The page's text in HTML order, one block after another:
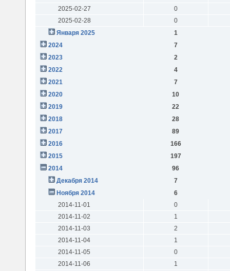
2025-02-27
0
2025-02-28
0
Января 2025
1
2024
7
2023
2
2022
4
2021
7
2020
10
2019
22
2018
28
2017
89
2016
166
2015
197
2014
96
Декабря 2014
7
Ноября 2014
6
2014-11-01
0
2014-11-02
1
2014-11-03
2
2014-11-04
1
2014-11-05
0
2014-11-06
1